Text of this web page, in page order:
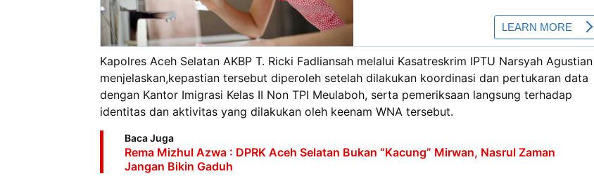
Kapolres Aceh Selatan AKBP T. Ricki Fadliansah melalui Kasatreskrim IPTU Narsyah Agustian
menjelaskan,kepastian tersebut diperoleh setelah dilakukan koordinasi dan pertukaran data
dengan Kantor Imigrasi Kelas II Non TPI Meulaboh, serta pemeriksaan langsung terhadap
identitas dan aktivitas yang dilakukan oleh keenam WNA tersebut.
Baca Juga
Rema Mizhul Azwa : DPRK Aceh Selatan Bukan “Kacung” Mirwan, Nasrul Zaman
Jangan Bikin Gaduh